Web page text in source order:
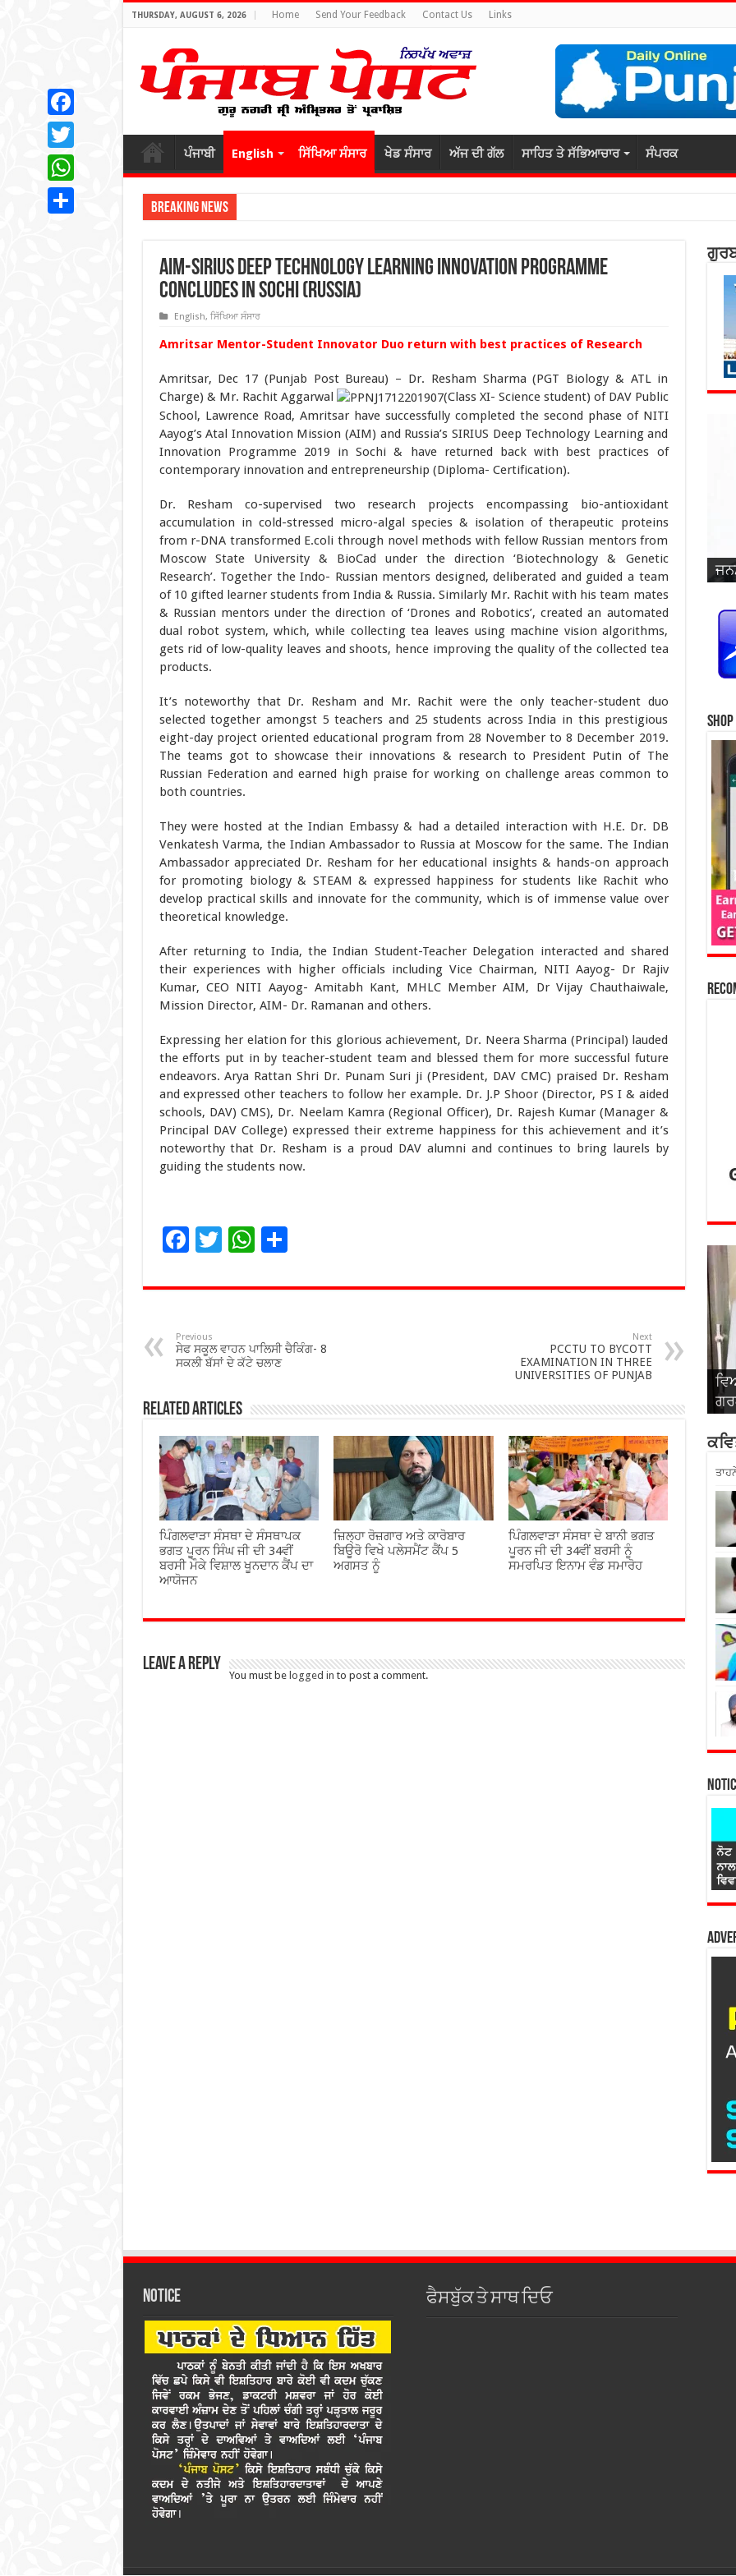
THURSDAY, AUGUST 6, 2026 Home Send Your Feedback Contact Us Links
ਪੰਜਾਬੀ English ਸਿੱਖਿਆ ਸੰਸਾਰ ਖੇਡ ਸੰਸਾਰ ਅੱਜ ਦੀ ਗੱਲ ਸਾਹਿਤ ਤੇ ਸੱਭਿਆਚਾਰ ਸੰਪਰਕ
Breaking News
AIM-SIRIUS Deep Technology Learning Innovation Programme
concludes in Sochi (Russia)
English, ਸਿੱਖਿਆ ਸੰਸਾਰ
Amritsar Mentor-Student Innovator Duo return with best practices of Research
Amritsar, Dec 17 (Punjab Post Bureau) – Dr. Resham Sharma (PGT Biology & ATL in
Charge) & Mr. Rachit Aggarwal
(Class XI- Science student) of DAV Public
School, Lawrence Road, Amritsar have successfully completed the second phase of NITI
Aayog’s Atal Innovation Mission (AIM) and Russia’s SIRIUS Deep Technology Learning and
Innovation Programme 2019 in Sochi & have returned back with best practices of
contemporary innovation and entrepreneurship (Diploma- Certification).
Dr. Resham co-supervised two research projects encompassing bio-antioxidant
accumulation in cold-stressed micro-algal species & isolation of therapeutic proteins
from r-DNA transformed E.coli through novel methods with fellow Russian mentors from
Moscow State University & BioCad under the direction ‘Biotechnology & Genetic
Research’. Together the Indo- Russian mentors designed, deliberated and guided a team
of 10 gifted learner students from India & Russia. Similarly Mr. Rachit with his team mates
& Russian mentors under the direction of ‘Drones and Robotics’, created an automated
dual robot system, which, while collecting tea leaves using machine vision algorithms,
gets rid of low-quality leaves and shoots, hence improving the quality of the collected tea
products.
It’s noteworthy that Dr. Resham and Mr. Rachit were the only teacher-student duo
selected together amongst 5 teachers and 25 students across India in this prestigious
eight-day project oriented educational program from 28 November to 8 December 2019.
The teams got to showcase their innovations & research to President Putin of The
Russian Federation and earned high praise for working on challenge areas common to
both countries.
They were hosted at the Indian Embassy & had a detailed interaction with H.E. Dr. DB
Venkatesh Varma, the Indian Ambassador to Russia at Moscow for the same. The Indian
Ambassador appreciated Dr. Resham for her educational insights & hands-on approach
for promoting biology & STEAM & expressed happiness for students like Rachit who
develop practical skills and innovate for the community, which is of immense value over
theoretical knowledge.
After returning to India, the Indian Student-Teacher Delegation interacted and shared
their experiences with higher officials including Vice Chairman, NITI Aayog- Dr Rajiv
Kumar, CEO NITI Aayog- Amitabh Kant, MHLC Member AIM, Dr Vijay Chauthaiwale,
Mission Director, AIM- Dr. Ramanan and others.
Expressing her elation for this glorious achievement, Dr. Neera Sharma (Principal) lauded
the efforts put in by teacher-student team and blessed them for more successful future
endeavors. Arya Rattan Shri Dr. Punam Suri ji (President, DAV CMC) praised Dr. Resham
and expressed other teachers to follow her example. Dr. J.P Shoor (Director, PS I & aided
schools, DAV) CMS), Dr. Neelam Kamra (Regional Officer), Dr. Rajesh Kumar (Manager &
Principal DAV College) expressed their extreme happiness for this achievement and it’s
noteworthy that Dr. Resham is a proud DAV alumni and continues to bring laurels by
guiding the students now.
F
e
o
o
k
T
tt
W
at
p
p
S
ar
Previous
ਸੇਫ ਸਕੂਲ ਵਾਹਨ ਪਾਲਿਸੀ ਚੈਕਿੰਗ- 8
ਸਕਲੀ ਬੱਸਾਂ ਦੇ ਕੱਟੇ ਚਲਾਣ
Next
PCCTU TO BYCOTT
EXAMINATION IN THREE
UNIVERSITIES OF PUNJAB
Related Articles
ਪਿੰਗਲਵਾੜਾ ਸੰਸਥਾ ਦੇ ਸੰਸਥਾਪਕ
ਭਗਤ ਪੂਰਨ ਸਿੰਘ ਜੀ ਦੀ 34ਵੀਂ
ਬਰਸੀ ਮੌਕੇ ਵਿਸ਼ਾਲ ਖੂਨਦਾਨ ਕੈਂਪ ਦਾ
ਆਯੋਜਨ
ਜ਼ਿਲ੍ਹਾ ਰੋਜ਼ਗਾਰ ਅਤੇ ਕਾਰੋਬਾਰ
ਬਿਊਰੋ ਵਿਖੇ ਪਲੇਸਮੈਂਟ ਕੈਂਪ 5
ਅਗਸਤ ਨੂੰ
ਪਿੰਗਲਵਾੜਾ ਸੰਸਥਾ ਦੇ ਬਾਨੀ ਭਗਤ
ਪੂਰਨ ਜੀ ਦੀ 34ਵੀਂ ਬਰਸੀ ਨੂੰ
ਸਮਰਪਿਤ ਇਨਾਮ ਵੰਡ ਸਮਾਰੋਹ
Leave a Reply
You must be logged in to post a comment.
Notice ਫੈਸਬੁੱਕ ਤੇ ਸਾਥ ਦਿਓ
Facebook
Twitter
WhatsApp